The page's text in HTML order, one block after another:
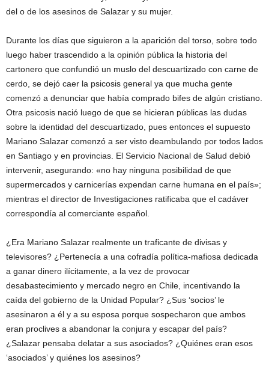
del o de los asesinos de Salazar y su mujer.
Durante los días que siguieron a la aparición del torso, sobre todo
luego haber trascendido a la opinión pública la historia del
cartonero que confundió un muslo del descuartizado con carne de
cerdo, se dejó caer la psicosis general ya que mucha gente
comenzó a denunciar que había comprado bifes de algún cristiano.
Otra psicosis nació luego de que se hicieran públicas las dudas
sobre la identidad del descuartizado, pues entonces el supuesto
Mariano Salazar comenzó a ser visto deambulando por todos lados
en Santiago y en provincias. El Servicio Nacional de Salud debió
intervenir, asegurando: «no hay ninguna posibilidad de que
supermercados y carnicerías expendan carne humana en el país»;
mientras el director de Investigaciones ratificaba que el cadáver
correspondía al comerciante español.
¿Era Mariano Salazar realmente un traficante de divisas y
televisores? ¿Pertenecía a una cofradía política-mafiosa dedicada
a ganar dinero ilícitamente, a la vez de provocar
desabastecimiento y mercado negro en Chile, incentivando la
caída del gobierno de la Unidad Popular? ¿Sus ‘socios’ le
asesinaron a él y a su esposa porque sospecharon que ambos
eran proclives a abandonar la conjura y escapar del país?
¿Salazar pensaba delatar a sus asociados? ¿Quiénes eran esos
‘asociados’ y quiénes los asesinos?